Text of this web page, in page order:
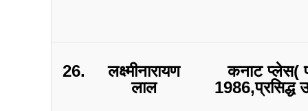
26.
लक्ष्मीनारायण
लाल
कनाट प्लेस(
1986,प्रसिद्ध